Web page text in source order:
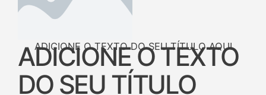
ADICIONE O TEXTO DO SEU TÍTULO AQUI
ADICIONE O TEXTO
DO SEU TÍTULO